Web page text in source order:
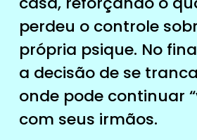
perdeu o controle
própria psique. No
a decisão de se
onde pode continuar
com seus irmãos.